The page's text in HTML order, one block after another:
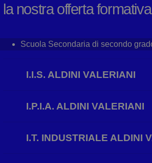
la nostra offerta formativa
Scuola Secondaria di secondo
I.I.S. ALDINI VALERIANI
I.P.I.A. ALDINI VALERIANI
I.T. INDUSTRIALE ALDINI